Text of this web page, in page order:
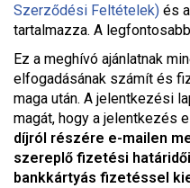
Szerződési Feltételek) és
tartalmazza. A
Ez a meghívó ajánlatnak
elfogadásának számít és
maga után. A jelentkezési
magát, hogy a jelentkezés
díjról részére e-mailen
szereplő fizetési
bankkártyás fizetéssel